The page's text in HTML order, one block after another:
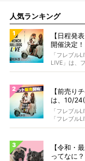
人気ランキング
【日程発
開催決定
「フレブル
LIVE」は、
【前売り
は、10/
ンプ・前
「フレブル
「フレブル
【令和・
ってなに